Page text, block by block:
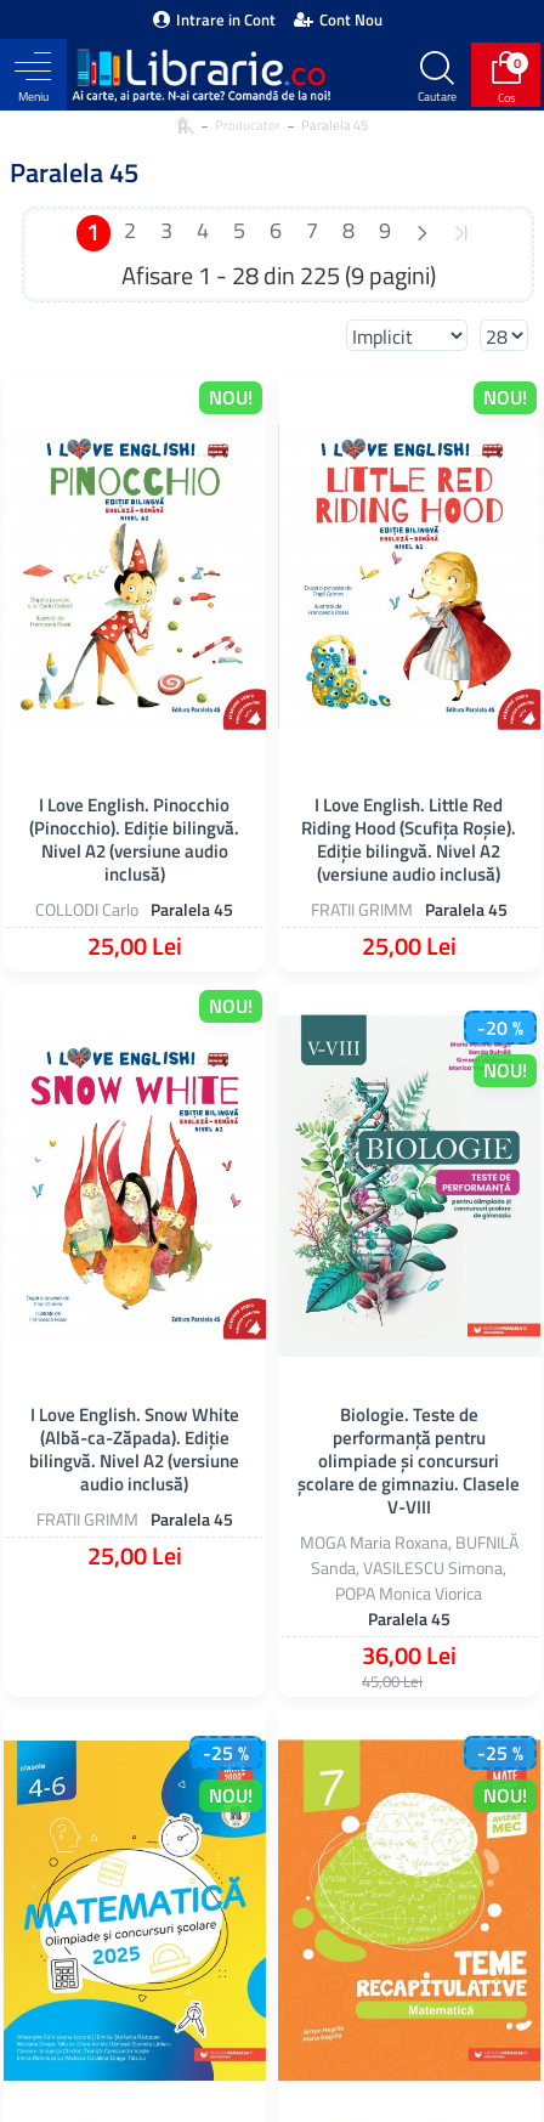
Intrare in Cont Cont Nou
0
Producator Paralela 45
Paralela 45
1 2 3 4 5 6 7 8 9
Afisare 1 - 28 din 225 (9 pagini)
NOU!
COLLODI Carlo Paralela 45
I Love English. Pinocchio
(Pinocchio). Ediție bilingvă.
Nivel A2 (versiune audio
inclusă)
25,00 Lei
NOU!
FRATII GRIMM Paralela 45
I Love English. Little Red
Riding Hood (Scufița Roșie).
Ediție bilingvă. Nivel A2
(versiune audio inclusă)
25,00 Lei
NOU!
FRATII GRIMM Paralela 45
I Love English. Snow White
(Albă-ca-Zăpada). Ediție
bilingvă. Nivel A2 (versiune
audio inclusă)
25,00 Lei
NOU!
-20 %
MOGA Maria Roxana, BUFNILĂ
Sanda, VASILESCU Simona,
POPA Monica Viorica
Paralela 45
Biologie. Teste de
performanță pentru
olimpiade și concursuri
școlare de gimnaziu. Clasele
V-VIII
36,00 Lei
45,00 Lei
NOU!
-25 %
NOU!
-25 %